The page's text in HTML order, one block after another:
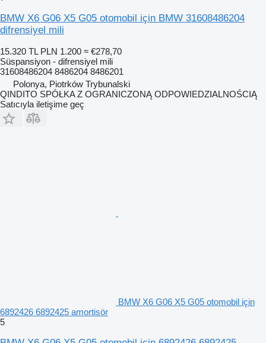
BMW X6 G06 X5 G05 otomobil için BMW 31608486204
difrensiyel mili
15.320 TL PLN 1.200 ≈ €278,70
Süspansiyon - difrensiyel mili
31608486204 8486204 8486201
Polonya, Piotrków Trybunalski
QINDITO SPÓŁKA Z OGRANICZONĄ ODPOWIEDZIALNOŚCIĄ
Satıcıyla iletişime geç
BMW X6 G06 X5 G05 otomobil için
6892426 6892425 amortisör
5